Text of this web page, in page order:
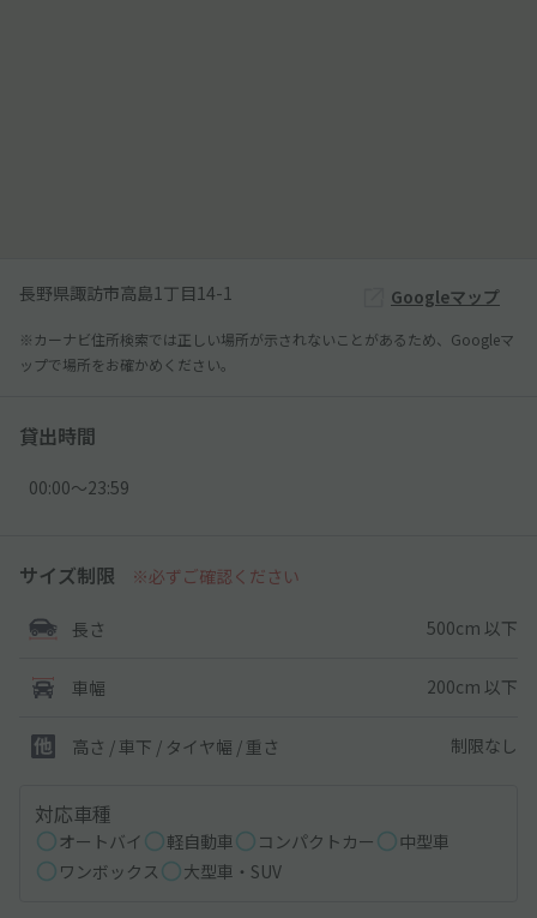
長野県諏訪市高島1丁目14-1 Googleマップ
※カーナビ住所検索では正しい場所が示されないことがあるため、Googleマ
ップで場所をお確かめください。
貸出時間
00:00〜23:59
サイズ制限 ※必ずご確認ください
長さ 500cm 以下
車幅 200cm 以下
高さ / 車下 / タイヤ幅 / 重さ 制限なし
対応車種
オートバイ 軽自動車 コンパクトカー
中型車
ワンボックス
大型車・SUV